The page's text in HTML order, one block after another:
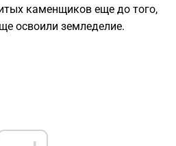
каменщиков еще до того,
освоили земледелие.